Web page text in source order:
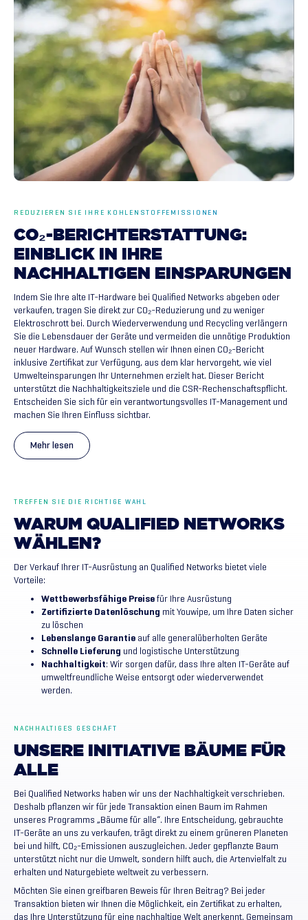
REDUZIEREN SIE IHRE KOHLENSTOFFEMISSIONEN
CO₂-BERICHTERSTATTUNG:
EINBLICK
IN
IHRE
NACHHALTIGEN
EINSPARUNGEN
Indem Sie Ihre alte IT-Hardware bei Qualified Networks abgeben oder
verkaufen, tragen Sie direkt zur CO₂-Reduzierung und zu weniger
Elektroschrott bei. Durch Wiederverwendung und Recycling verlängern
Sie die Lebensdauer der Geräte und vermeiden die unnötige Produktion
neuer Hardware. Auf Wunsch stellen wir Ihnen einen CO₂-Bericht
inklusive Zertifikat zur Verfügung, aus dem klar hervorgeht, wie viel
Umwelteinsparungen Ihr Unternehmen erzielt hat. Dieser Bericht
unterstützt die Nachhaltigkeitsziele und die CSR-Rechenschaftspflicht.
Entscheiden Sie sich für ein verantwortungsvolles IT-Management und
machen Sie Ihren Einfluss sichtbar.
Mehr lesen
TREFFEN SIE DIE RICHTIGE WAHL
WARUM QUALIFIED NETWORKS
WÄHLEN?
Der Verkauf Ihrer IT-Ausrüstung an Qualified Networks bietet viele
Vorteile:
Wettbewerbsfähige Preisefür Ihre Ausrüstung
Zertifizierte Datenlöschung mit Youwipe, um Ihre Daten sicher
zu löschen
Lebenslange Garantie auf alle generalüberholten Geräte
Schnelle Lieferung und logistische Unterstützung
Nachhaltigkeit: Wir sorgen dafür, dass Ihre alten IT-Geräte auf
umweltfreundliche Weise entsorgt oder wiederverwendet
werden.
NACHHALTIGES GESCHÄFT
UNSERE INITIATIVE BÄUME FÜR
ALLE
Bei Qualified Networks haben wir uns der Nachhaltigkeit verschrieben.
Deshalb pflanzen wir für jede Transaktion einen Baum im Rahmen
unseres Programms „Bäume für alle“. Ihre Entscheidung, gebrauchte
IT-Geräte an uns zu verkaufen, trägt direkt zu einem grüneren Planeten
bei und hilft, CO₂-Emissionen auszugleichen. Jeder gepflanzte Baum
unterstützt nicht nur die Umwelt, sondern hilft auch, die Artenvielfalt zu
erhalten und Naturgebiete weltweit zu verbessern.
Möchten Sie einen greifbaren Beweis für Ihren Beitrag? Bei jeder
Transaktion bieten wir Ihnen die Möglichkeit, ein Zertifikat zu erhalten,
das Ihre Unterstützung für eine nachhaltige Welt anerkennt. Gemeinsam